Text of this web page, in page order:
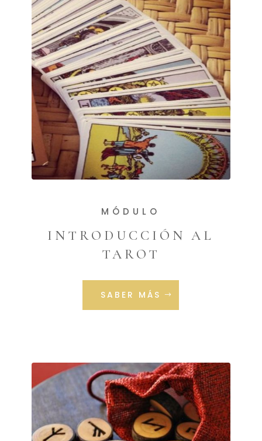
MÓDULO
INTRODUCCIÓN AL
TAROT
SABER MÁS